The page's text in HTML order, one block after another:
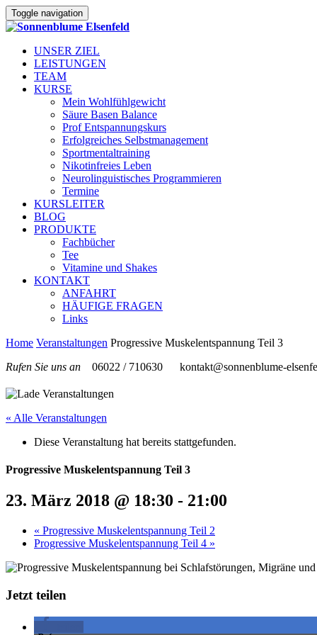
Toggle navigation
UNSER ZIEL
LEISTUNGEN
TEAM
KURSE
Mein Wohlfühlgewicht
Säure Basen Balance
Prof Entspannungskurs
Erfolgreiches Selbstmanagement
Sportmentaltraining
Nikotinfreies Leben
Neurolinguistisches Programmieren
Termine
KURSLEITER
BLOG
PRODUKTE
Fachbücher
Tee
Vitamine und Shakes
KONTAKT
ANFAHRT
HÄUFIGE FRAGEN
Links
Home Veranstaltungen Progressive Muskelentspannung Teil 3
Rufen Sie uns an
06022 / 710630 kontakt@sonnenblume-
« Alle Veranstaltungen
Diese Veranstaltung hat bereits stattgefunden.
Progressive Muskelentspannung Teil 3
23. März 2018 @ 18:30 - 21:00
« Progressive Muskelentspannung Teil 2
Progressive Muskelentspannung Teil 4 »
Jetzt teilen